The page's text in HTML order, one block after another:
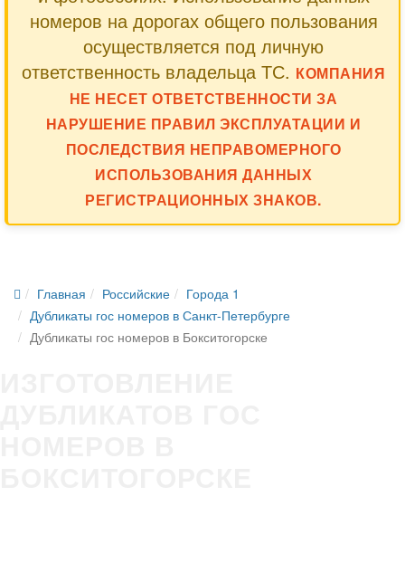
номеров на дорогах общего пользования
осуществляется под личную
ответственность владельца ТС. КОМПАНИЯ
НЕ НЕСЕТ ОТВЕТСТВЕННОСТИ ЗА
НАРУШЕНИЕ ПРАВИЛ ЭКСПЛУАТАЦИИ И
ПОСЛЕДСТВИЯ НЕПРАВОМЕРНОГО
ИСПОЛЬЗОВАНИЯ ДАННЫХ
РЕГИСТРАЦИОННЫХ ЗНАКОВ.
Главная Российские
Города 1
Дубликаты гос номеров в Санкт-Петербурге
Дубликаты гос номеров в Бокситогорске